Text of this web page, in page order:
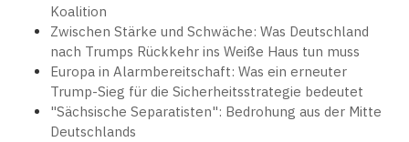
Koalition
Zwischen Stärke und Schwäche: Was Deutschland
nach Trumps Rückkehr ins Weiße Haus tun muss
Europa in Alarmbereitschaft: Was ein erneuter
Trump-Sieg für die Sicherheitsstrategie bedeutet
"Sächsische Separatisten": Bedrohung aus der Mitte
Deutschlands